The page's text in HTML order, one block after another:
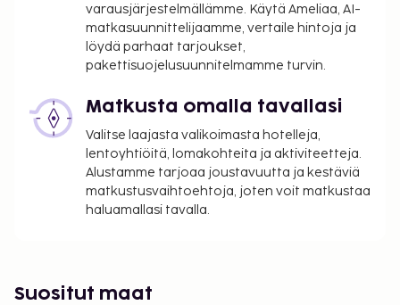
varausjärjestelmällämme. Käytä Ameliaa, AI-
matkasuunnittelijaamme, vertaile hintoja ja
löydä parhaat tarjoukset,
pakettisuojelusuunnitelmamme turvin.
Matkusta omalla tavallasi
Valitse laajasta valikoimasta hotelleja,
lentoyhtiöitä, lomakohteita ja aktiviteetteja.
Alustamme tarjoaa joustavuutta ja kestäviä
matkustusvaihtoehtoja, joten voit matkustaa
haluamallasi tavalla.
Suositut maat